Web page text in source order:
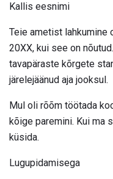
Kallis eesnimi
Teie ametist lahkumine
20XX, kui see on
tavapäraste kõrgete
järelejäänud aja jooksul.
Mul oli rõõm töötada
kõige paremini. Kui ma
küsida.
Lugupidamisega